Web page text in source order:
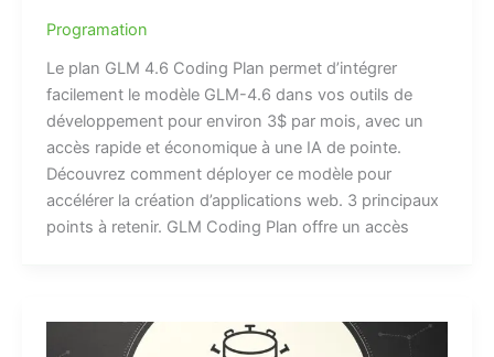
Programation
Le plan GLM 4.6 Coding Plan permet d’intégrer
facilement le modèle GLM-4.6 dans vos outils de
développement pour environ 3$ par mois, avec un
accès rapide et économique à une IA de pointe.
Découvrez comment déployer ce modèle pour
accélérer la création d’applications web. 3 principaux
points à retenir. GLM Coding Plan offre un accès